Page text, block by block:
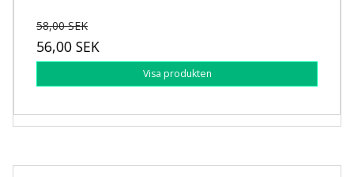
58,00 SEK
56,00 SEK
Visa produkten